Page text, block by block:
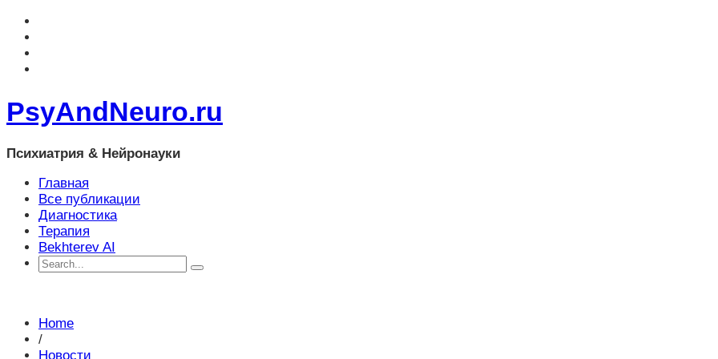
PsyAndNeuro.ru
Психиатрия & Нейронауки
Главная
Все публикации
Диагностика
Терапия
Bekhterev AI
Home
/
Новости